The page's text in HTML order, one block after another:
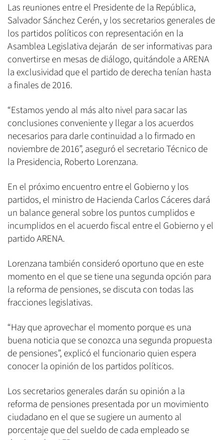
Las reuniones entre el Presidente de la República,
Salvador Sánchez Cerén, y los secretarios generales de
los partidos políticos con representación en la
Asamblea Legislativa dejarán de ser informativas para
convertirse en mesas de diálogo, quitándole a ARENA
la exclusividad que el partido de derecha tenían hasta
a finales de 2016.
“Estamos yendo al más alto nivel para sacar las
conclusiones conveniente y llegar a los acuerdos
necesarios para darle continuidad a lo firmado en
noviembre de 2016”, aseguró el secretario Técnico de
la Presidencia, Roberto Lorenzana.
En el próximo encuentro entre el Gobierno y los
partidos, el ministro de Hacienda Carlos Cáceres dará
un balance general sobre los puntos cumplidos e
incumplidos en el acuerdo fiscal entre el Gobierno y el
partido ARENA.
Lorenzana también consideró oportuno que en este
momento en el que se tiene una segunda opción para
la reforma de pensiones, se discuta con todas las
fracciones legislativas.
“Hay que aprovechar el momento porque es una
buena noticia que se conozca una segunda propuesta
de pensiones”, explicó el funcionario quien espera
conocer la opinión de los partidos políticos.
Los secretarios generales darán su opinión a la
reforma de pensiones presentada por un movimiento
ciudadano en el que se sugiere un aumento al
porcentaje que del sueldo de cada empleado se